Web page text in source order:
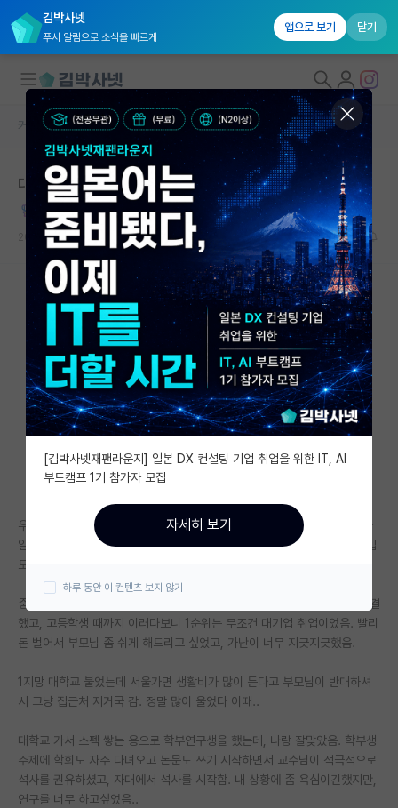
김박사넷
푸시 알림으로 소식을 빠르게
앱으로 보기 닫기
대학원생 모집
국내대학원 정보
연구실&오픈랩
커뮤니티
커뮤니티 홈
전체글보기
베스트 게시판
IF 명예의전당
자유 게시판(아무개랩)
미국 유학 게시판
미국 대학원 합격 후기 게시판
대학원생 모집 게시판
연구실(PI) 홍보 게시판
석박사 채용 정보 게시판
임용 정보 게시판
취업 게시판
임용 후기 게시판
커뮤니티 홈 자유 게시판(아무개랩)
대학원 온게 잘못된 선택이었나 싶음
온화한 하인리히 헤르츠
2025.08.03 31329
우리 가족은 공공임대주택 사는 기초수급자고, 빚은 없지만 부모님 두분 다
일용직 노동자셔서 하루하루 위태로움. 당연히 노후대비 안돼있고 고정수입
도 없고 하루 벌고 하루 사는 사람들임.
중학생 때부터 장학금 찾아 받아먹어서 용돈, 학비 등등은 내 선에서 다 해결
했고, 고등학생 때까지 이러다보니 1순위는 무조건 대기업 취업이었음. 빨리
돈 벌어서 부모님 좀 쉬게 해드리고 싶었고, 가난이 너무 지긋지긋했음.
1지망 대학교 붙었는데 서울가면 생활비가 많이 든다고 부모님이 반대하셔
서 그냥 집근처 지거국 감. 정말 많이 울었다 이때..
대학교 가서 스펙 쌓는 용으로 학부연구생을 했는데, 나랑 잘맞았음. 학부생
주제에 학회도 자주 다녀오고 논문도 쓰기 시작하면서 교수님이 적극적으로
석사를 권유하셨고, 자대에서 석사를 시작함. 내 상황에 좀 욕심이긴했지만,
연구를 너무 하고싶었음..
[김박사넷재팬라운지] 일본 DX 컨설팅 기업 취업을 위한 IT, AI
부트캠프 1기 참가자 모집
자세히 보기
하루 동안 이 컨텐츠 보지 않기